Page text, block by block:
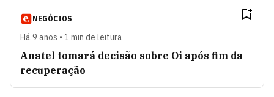
NEGÓCIOS
Há 9 anos • 1 min de leitura
Anatel tomará decisão sobre Oi após fim da
recuperação